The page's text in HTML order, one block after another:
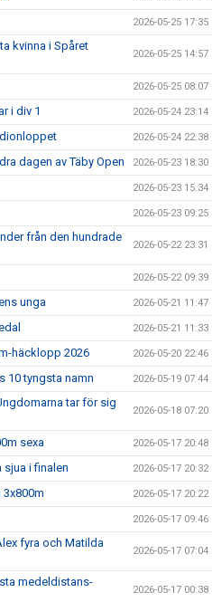
2026-05-25 17:35
kvinna i Spåret
2026-05-25 14:57
2026-05-25 08:07
i div 1 2026-05-24 23:14
2026-05-24 22:38
dagen av Täby Open 2026-05-23 18:30
2026-05-23 15:34
2026-05-23 09:25
från den hundrade
2026-05-22 23:31
2026-05-22 09:39
unga 2026-05-21 11:47
2026-05-21 11:33
häcklopp 2026 2026-05-20 22:46
10 tyngsta namn 2026-05-19 07:44
tar för sig
2026-05-18 07:20
sexa 2026-05-17 20:48
sjua i finalen 2026-05-17 20:32
2026-05-17 20:22
2026-05-17 09:46
fyra och Matilda
2026-05-17 07:04
medeldistans-
2026-05-17 00:38